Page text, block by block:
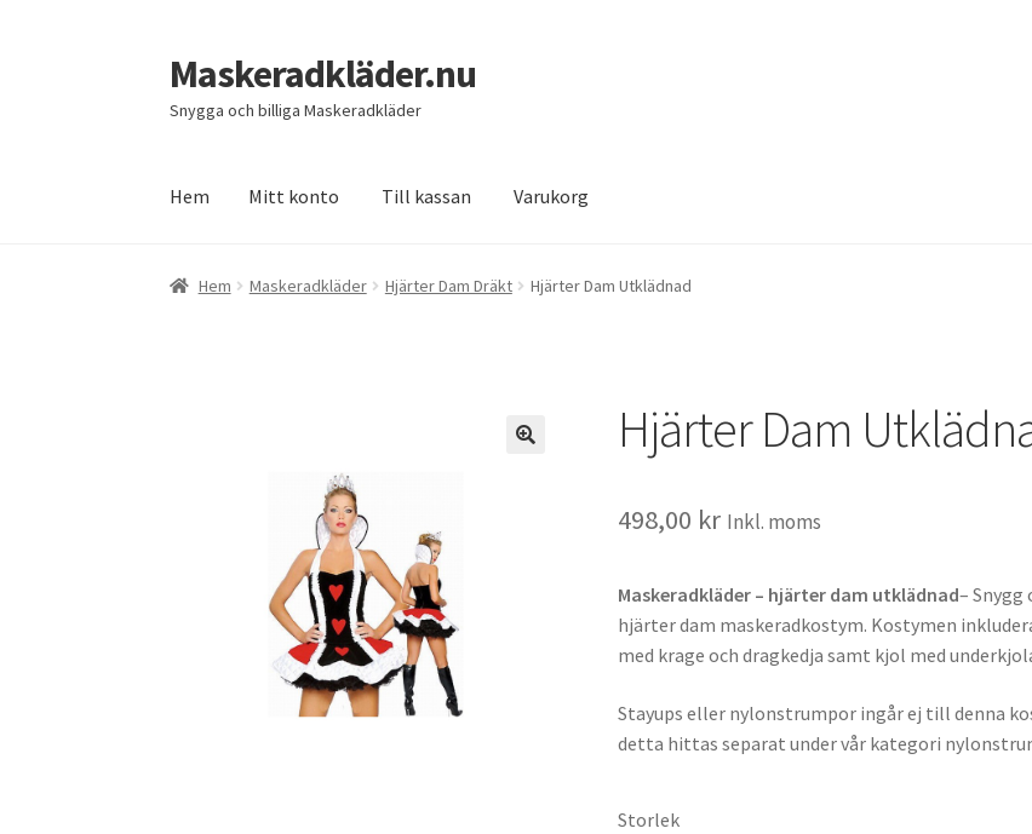
Hoppa
till
navigering
Hoppa
till
innehåll
Maskeradkläder.nu
Snygga och billiga Maskeradkläder
Hem Mitt konto Till kassan Varukorg
Hem Mitt konto Till kassan Varukorg
Hem Maskeradkläder Hjärter Dam Dräkt Hjärter Dam Utklädnad
Hjärter Dam
498,00 kr Inkl. moms
Maskeradkläder – hjärter dam utklädnad– Snygg
hjärter dam maskeradkostym. Kostymen
med krage och dragkedja samt kjol med
Stayups eller nylonstrumpor ingår ej till denna
detta hittas separat under vår kategori
Storlek